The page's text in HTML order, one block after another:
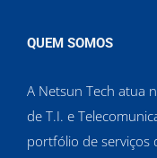
QUEM SOMOS
A Netsun Tech atua
de T.I. e
portfólio de serviços